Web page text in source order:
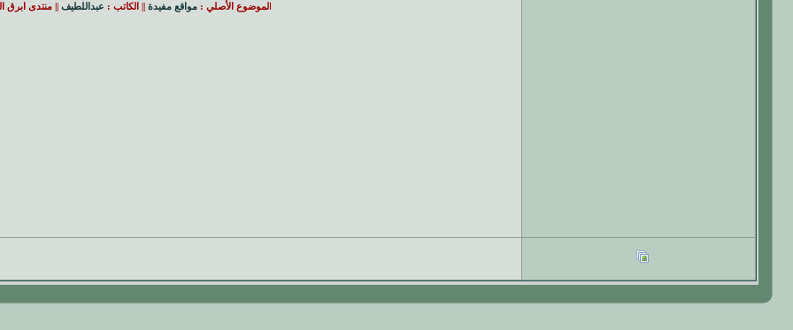
الموضوع الأصلي :مواقع مفيدة || الكاتب : عبداللطيف || منتدى ابرق